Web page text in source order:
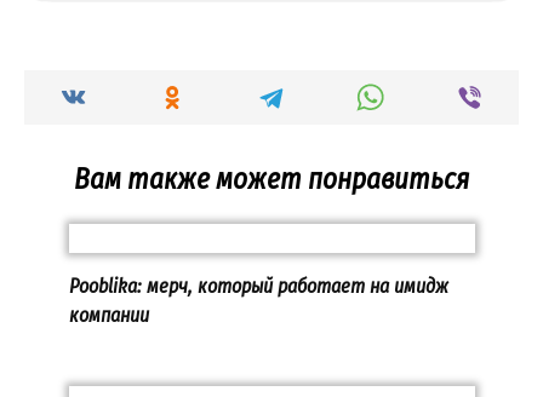
Вам также может понравиться
Pooblika: мерч, который работает на имидж
компании